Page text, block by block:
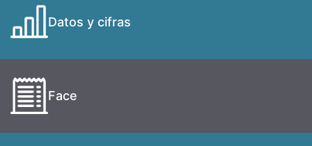
Datos y cifras
Face